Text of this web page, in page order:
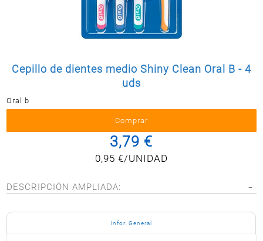
Postal
LIMPIEZA
Y HOGAR
ELECTRO
Y BAZAR
ELECTRO
Cepillo de dientes medio Shiny Clean Oral B - 4
uds
Oral b
3,79 €
0,95 €/UNIDAD
DESCRIPCIÓN AMPLIADA:
Infor. General